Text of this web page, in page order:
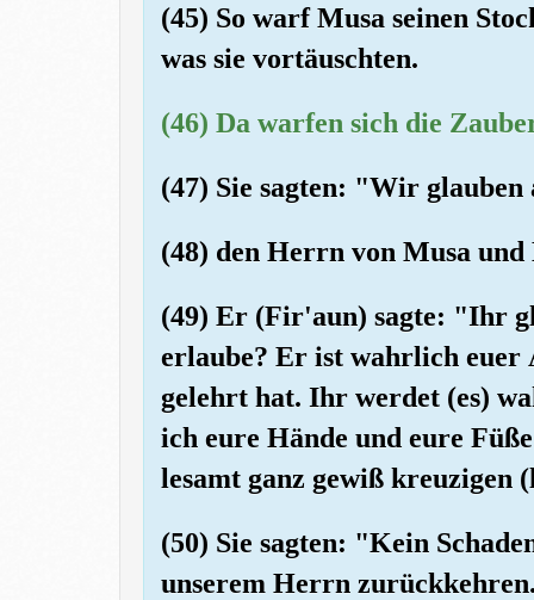
(45) So warf Musa seinen
was sie vortäuschten.
(46) Da warfen sich die
(47) Sie sagten: "Wir
(48) den Herrn von Musa
(49) Er (Fir'aun) sagte: "Ihr
erlaube? Er ist wahrlich euer
gelehrt hat. Ihr werdet (es)
ich eure Hände und eure
lesamt ganz gewiß kreuzigen
(50) Sie sagten: "Kein
unserem Herrn